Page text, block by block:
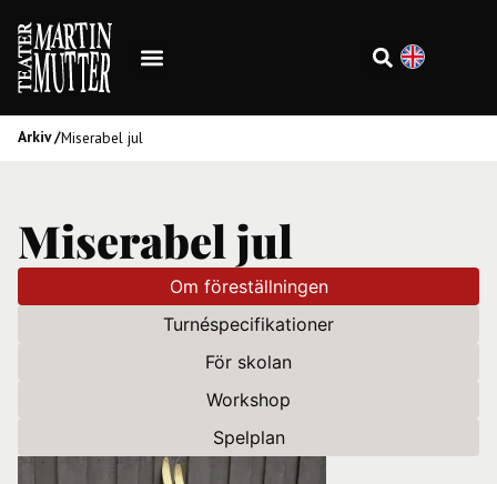
Arkiv /Miserabel jul
Miserabel jul
Om föreställningen
Turnéspecifikationer
För skolan
Workshop
Spelplan